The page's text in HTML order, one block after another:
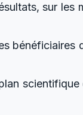
sur les
bénéficiaires
scientifique